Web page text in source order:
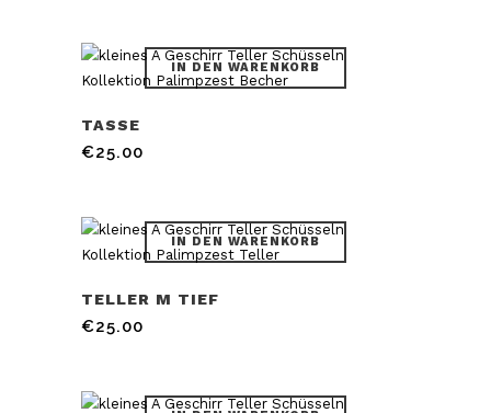
IN DEN WARENKORB
TASSE
€25.00
IN DEN WARENKORB
TELLER M TIEF
€25.00